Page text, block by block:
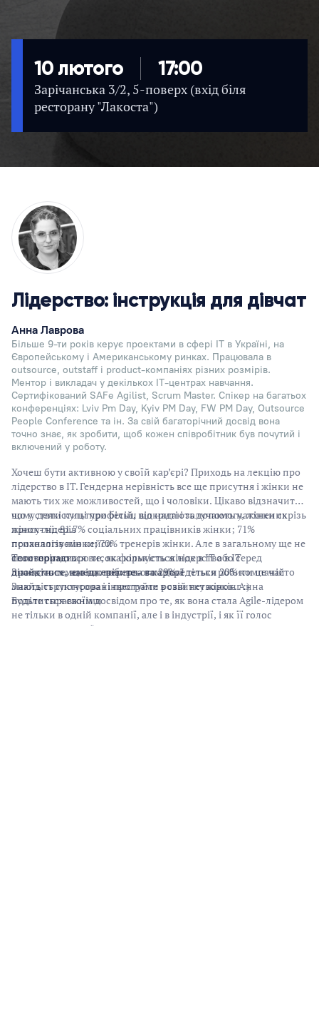
10 лютого 17:00
Зарічанська 3/2, 5-поверх (вхід біля
ресторану "Лакоста")
Лідерство: інструкція для дівчат
Анна Лаврова
Більше 9-ти років керує проектами в сфері IT в Україні, на
Європейському і Американському ринках. Працювала в
outsource, outstaff і product-компаніях різних розмірів.
Ментор і викладач у декількох IT-центрах навчання.
Сертифікований SAFe Agilist, Scrum Master. Спікер на багатьох
конференціях: Lviv Pm Day, Kyiv PM Day, FW PM Day, Outsource
People Conference та ін. За свій багаторічний досвід вона
точно знає, як зробити, щоб кожен співробітник був почутий і
включений у роботу.
Хочеш бути активною у своїй кар’єрі? Приходь на лекцію про
лідерство в ІТ. Гендерна нерівність все ще присутня і жінки не
мають тих же можливостей, що і чоловіки. Цікаво відзначити,
що у статистиці професій, що надають допомогу, жінки скрізь
присутні: 81.7% соціальних працівників жінки; 71%
психологів жінки; 70% тренерів жінки. Але в загальному ще не
спостерігається висока кількість жінок в ІТ або серед
проектних менеджерів: всього 29%. І тільки 20% компаній
мають структуровані програми розвитку жінок. Анна
поділиться своїм досвідом про те, як вона стала Agile-лідером
не тільки в одній компанії, але і в індустрії, і як її голос
почули. На лекції дізнаємося:
чому деякі культури більш відкриті і залучають натхнених
жінок-лідерів
проаналізуємо кейси
поговоримо про те, як формується лідерство в ІТ
дізнаємося, навіщо перерва в кар'єрі
Тези-поради:
Знайдіть те, що ви любите - вам доведеться робити це часто
Знайдіть спонсора і інвестуйте в свій нетворкінг :)
Будьте справжніми